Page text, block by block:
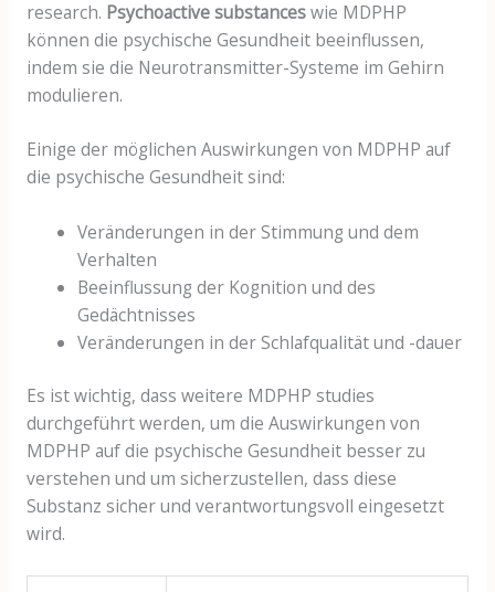
research. Psychoactive substanceswie MDPHP
können die psychische Gesundheit beeinflussen,
indem sie die Neurotransmitter-Systeme im Gehirn
modulieren.
Einige der möglichen Auswirkungen von MDPHP auf
die psychische Gesundheit sind:
Veränderungen in der Stimmung und dem
Verhalten
Beeinflussung der Kognition und des
Gedächtnisses
Veränderungen in der Schlafqualität und -dauer
Es ist wichtig, dass weitere MDPHP studies
durchgeführt werden, um die Auswirkungen von
MDPHP auf die psychische Gesundheit besser zu
verstehen und um sicherzustellen, dass diese
Substanz sicher und verantwortungsvoll eingesetzt
wird.